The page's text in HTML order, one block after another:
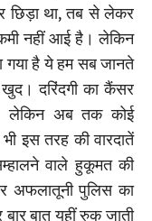
छिड़ा था, तब से लेकर
नहीं आई है। लेकिन
गया है ये हम सब जानते
दरिंदगी का कैंसर
लेकिन अब तक कोई
इस तरह की वारदातें
वाले हुकूमत की
अफलातूनी पुलिस का
बात यहीं रुक जाती